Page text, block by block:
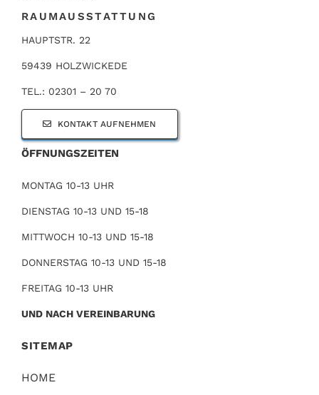
RAUMAUSSTATTUNG
HAUPTSTR. 22
59439 HOLZWICKEDE
TEL.: 02301 – 20 70
KONTAKT AUFNEHMEN
ÖFFNUNGSZEITEN
MONTAG 10-13 UHR
DIENSTAG 10-13 UND 15-18
MITTWOCH 10-13 UND 15-18
DONNERSTAG 10-13 UND 15-18
FREITAG 10-13 UHR
UND NACH VEREINBARUNG
SITEMAP
HOME